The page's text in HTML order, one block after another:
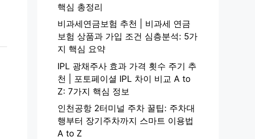
핵심 총정리
비과세연금보험 추천 | 비과세 연금
보험 상품과 가입 조건 심층분석: 5가
지 핵심 요약
IPL 광채주사 효과 가격 횟수 주기 추
천 | 포토페이셜 IPL 차이 비교 A to
Z: 7가지 핵심 정보
인천공항 2터미널 주차 꿀팁: 주차대
행부터 장기주차까지 스마트 이용법
A to Z